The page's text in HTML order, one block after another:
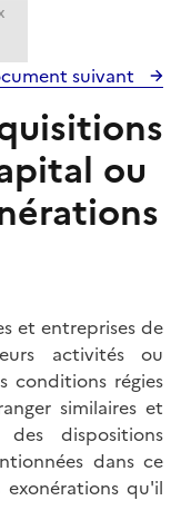
suivant
ou
et entreprises de
activités ou
conditions régies
similaires et
dispositions
dans ce
qu'il